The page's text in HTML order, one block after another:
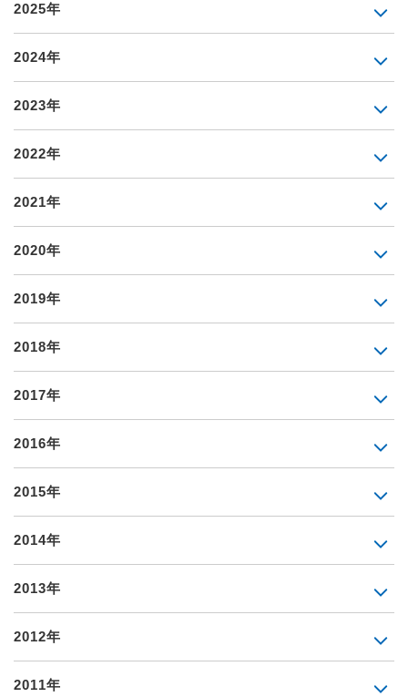
2025年
2024年
2023年
2022年
2021年
2020年
2019年
2018年
2017年
2016年
2015年
2014年
2013年
2012年
2011年